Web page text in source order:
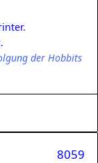
der Hobbits
8059